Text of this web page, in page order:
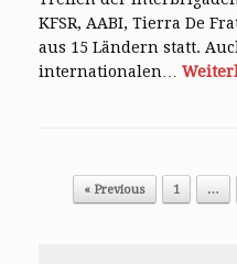
KFSR, AABI, Tierra De
aus 15 Ländern statt.
internationalen…
Post navigation
« Previous 1 …